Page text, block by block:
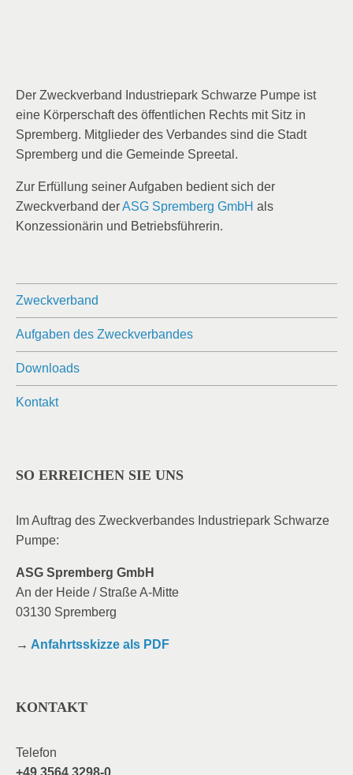
Der Zweckverband Industriepark Schwarze Pumpe ist
eine Körperschaft des öffentlichen Rechts mit Sitz in
Spremberg. Mitglieder des Verbandes sind die Stadt
Spremberg und die Gemeinde Spreetal.
Zur Erfüllung seiner Aufgaben bedient sich der
Zweckverband derASG Spremberg GmbH als
Konzessionärin und Betriebsführerin.
Zweckverband
Aufgaben des Zweckverbandes
Downloads
Kontakt
SO ERREICHEN SIE UNS
Im Auftrag des Zweckverbandes Industriepark Schwarze
Pumpe:
ASG Spremberg GmbH
An der Heide / Straße A-Mitte
03130 Spremberg
→ Anfahrtsskizze als PDF
KONTAKT
Telefon
+49 3564 3298-0